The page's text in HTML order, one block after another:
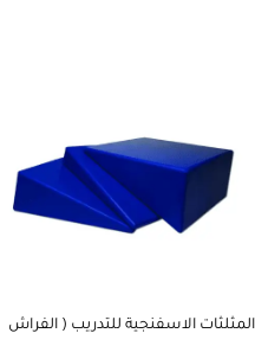
المثلثات الاسفنجية للتدريب ( الفراش